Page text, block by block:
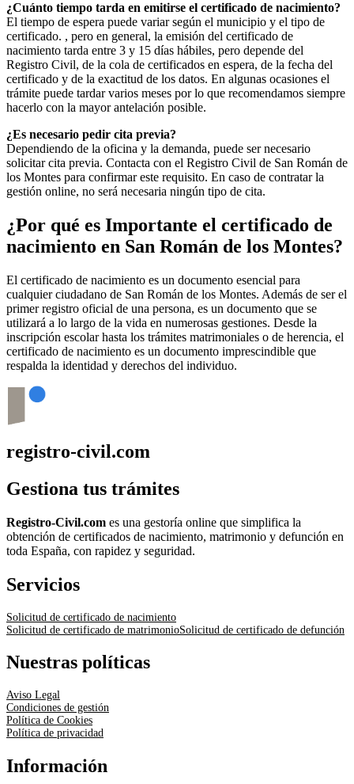
¿Cuánto tiempo tarda en emitirse el certificado de nacimiento?
El tiempo de espera puede variar según el municipio y el tipo de
certificado. , pero en general, la emisión del certificado de
nacimiento tarda entre 3 y 15 días hábiles, pero depende del
Registro Civil, de la cola de certificados en espera, de la fecha del
certificado y de la exactitud de los datos. En algunas ocasiones el
trámite puede tardar varios meses por lo que recomendamos siempre
hacerlo con la mayor antelación posible.
¿Es necesario pedir cita previa?
Dependiendo de la oficina y la demanda, puede ser necesario
solicitar cita previa. Contacta con el Registro Civil de San Román de
los Montes para confirmar este requisito. En caso de contratar la
gestión online, no será necesaria ningún tipo de cita.
¿Por qué es Importante el certificado de
nacimiento en San Román de los Montes?
El certificado de nacimiento es un documento esencial para
cualquier ciudadano de San Román de los Montes. Además de ser el
primer registro oficial de una persona, es un documento que se
utilizará a lo largo de la vida en numerosas gestiones. Desde la
inscripción escolar hasta los trámites matrimoniales o de herencia, el
certificado de nacimiento es un documento imprescindible que
respalda la identidad y derechos del individuo.
registro-civil.com
Gestiona tus trámites
Registro-Civil.com es una gestoría online que simplifica la
obtención de certificados de nacimiento, matrimonio y defunción en
toda España, con rapidez y seguridad.
Servicios
Solicitud de certificado de nacimiento
Solicitud de certificado de matrimonioSolicitud de certificado de defunción
Nuestras políticas
Aviso Legal
Condiciones de gestión
Política de Cookies
Política de privacidad
Información